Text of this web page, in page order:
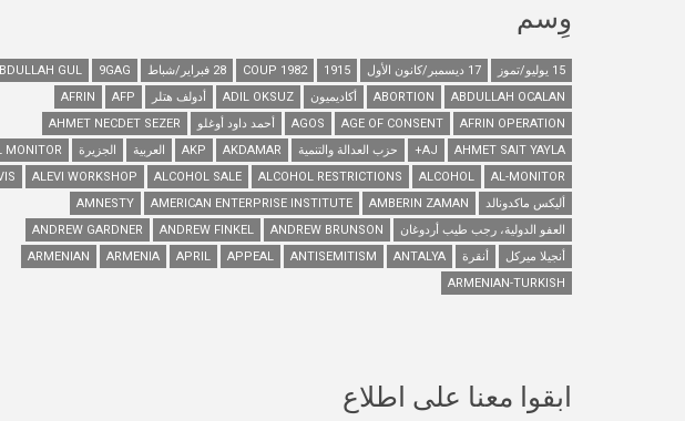
وِسم
15 يوليو/تموز 17 ديسمبر/كانون الأول 1915
1982 COUP 28 فبراير/شباط 9GAG
GUL
ABDULLAH OCALAN
ABORTION أكاديميون ADIL OKSUZ أدولف هتلر AFP
AFRIN
AFRIN OPERATION
AGE OF CONSENT
AGOS أحمد داود أوغلو
AHMET NECDET SEZER
AHMET SAIT YAYLA
AJ+ حزب العدالة والتنمية AKDAMAR
AKP العربية الجزيرة
MONITOR
AL-MONITOR
ALCOHOL
ALCOHOL RESTRICTIONS
ALCOHOL SALE
ALEVI WORKSHOP
أليكس ماكدونالد
AMBERIN ZAMAN
AMERICAN ENTERPRISE INSTITUTE
AMNESTY
العفو الدولية، رجب طيب أردوغان
ANDREW BRUNSON
ANDREW FINKEL
ANDREW GARDNER
أنجيلا ميركل
أنقرة ANTALYA
ANTISEMITISM
APPEAL
APRIL
ARMENIA
ARMENIAN
ARMENIAN-TURKISH
ابقوا معنا على اطلاع